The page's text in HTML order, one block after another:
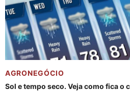
AGRONEGÓCIO
Sol e tempo seco. Veja como fica o